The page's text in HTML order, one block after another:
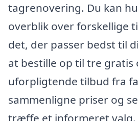
tagrenovering. Du kan
overblik over forskellige
det, der passer bedst til
at bestille op til tre gratis
uforpligtende tilbud fra
sammenligne priser og
træffe et informeret valg.